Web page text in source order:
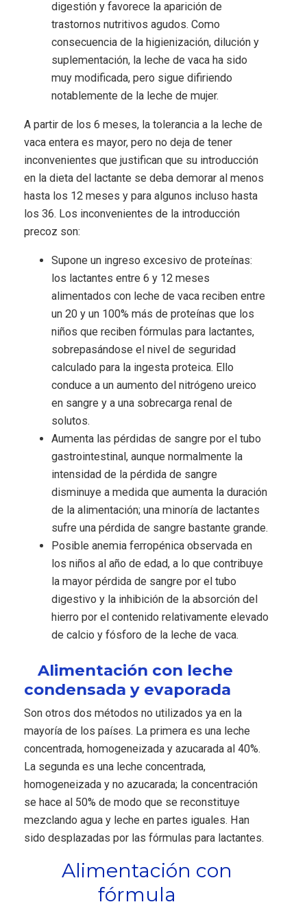
digestión y favorece la aparición de
trastornos nutritivos agudos. Como
consecuencia de la higienización, dilución y
suplementación, la leche de vaca ha sido
muy modificada, pero sigue difiriendo
notablemente de la leche de mujer.
A partir de los 6 meses, la tolerancia a la leche de
vaca entera es mayor, pero no deja de tener
inconvenientes que justifican que su introducción
en la dieta del lactante se deba demorar al menos
hasta los 12 meses y para algunos incluso hasta
los 36. Los inconvenientes de la introducción
precoz son:
Supone un ingreso excesivo de proteínas:
los lactantes entre 6 y 12 meses
alimentados con leche de vaca reciben entre
un 20 y un 100% más de proteínas que los
niños que reciben fórmulas para lactantes,
sobrepasándose el nivel de seguridad
calculado para la ingesta proteica. Ello
conduce a un aumento del nitrógeno ureico
en sangre y a una sobrecarga renal de
solutos.
Aumenta las pérdidas de sangre por el tubo
gastrointestinal, aunque normalmente la
intensidad de la pérdida de sangre
disminuye a medida que aumenta la duración
de la alimentación; una minoría de lactantes
sufre una pérdida de sangre bastante grande.
Posible anemia ferropénica observada en
los niños al año de edad, a lo que contribuye
la mayor pérdida de sangre por el tubo
digestivo y la inhibición de la absorción del
hierro por el contenido relativamente elevado
de calcio y fósforo de la leche de vaca.
Alimentación con leche
condensada y evaporada
Son otros dos métodos no utilizados ya en la
mayoría de los países. La primera es una leche
concentrada, homogeneizada y azucarada al 40%.
La segunda es una leche concentrada,
homogeneizada y no azucarada; la concentración
se hace al 50% de modo que se reconstituye
mezclando agua y leche en partes iguales. Han
sido desplazadas por las fórmulas para lactantes.
Alimentación con
fórmula